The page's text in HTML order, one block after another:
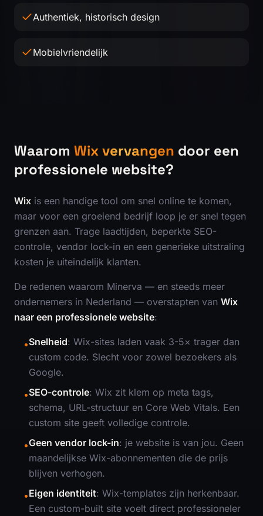
Authentiek, historisch design
Mobielvriendelijk
Waarom Wix vervangen door een
professionele website?
Wix is een handige tool om snel online te komen,
maar voor een groeiend bedrijf loop je er snel tegen
grenzen aan. Trage laadtijden, beperkte SEO-
controle, vendor lock-in en een generieke uitstraling
kosten je uiteindelijk klanten.
De redenen waarom Minerva — en steeds meer
ondernemers in Nederland — overstapten van Wix
naar een professionele website:
•Snelheid: Wix-sites laden vaak 3-5× trager dan
custom code. Slecht voor zowel bezoekers als
Google.
•SEO-controle: Wix zit klem op meta tags,
schema, URL-structuur en Core Web Vitals. Een
custom site geeft volledige controle.
•Geen vendor lock-in: je website is van jou. Geen
maandelijkse Wix-abonnementen die de prijs
blijven verhogen.
•Eigen identiteit: Wix-templates zijn herkenbaar.
Een custom-built site voelt direct professioneler